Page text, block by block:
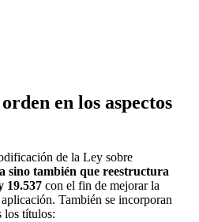
en los aspectos
de la Ley sobre
sino también que reestructura
19.537 con el fin de mejorar la
También se incorporan
los títulos: